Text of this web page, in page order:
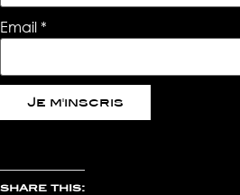
Email*
Je m'inscris
share this: